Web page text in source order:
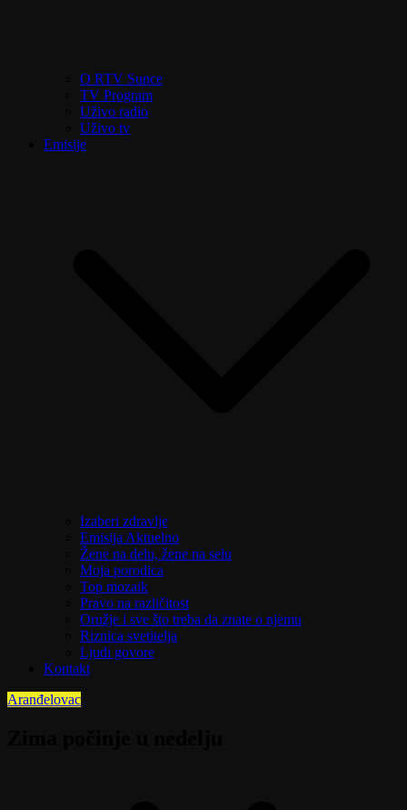
O RTV Sunce
TV Program
Uživo radio
Uživo tv
Emisije
Izaberi zdravlje
Emisija Aktuelno
Žene na delu, žene na selu
Moja porodica
Top mozaik
Pravo na različitost
Oružje i sve što treba da znate o njemu
Riznica svetitelja
Ljudi govore
Kontakt
Aranđelovac